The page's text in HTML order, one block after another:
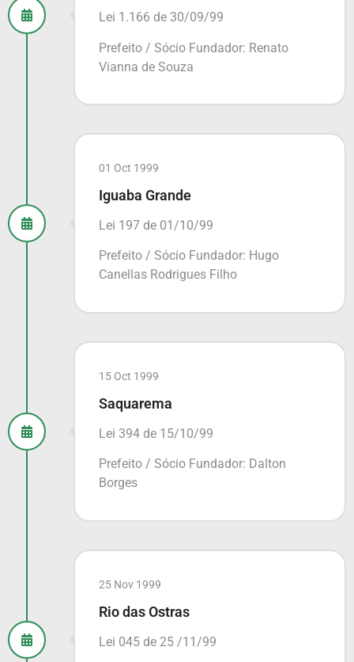
Lei 1.166 de 30/09/99
Prefeito / Sócio Fundador: Renato
Vianna de Souza
01 Oct 1999
Iguaba Grande
Lei 197 de 01/10/99
Prefeito / Sócio Fundador: Hugo
Canellas Rodrigues Filho
15 Oct 1999
Saquarema
Lei 394 de 15/10/99
Prefeito / Sócio Fundador: Dalton
Borges
25 Nov 1999
Rio das Ostras
Lei 045 de 25 /11/99